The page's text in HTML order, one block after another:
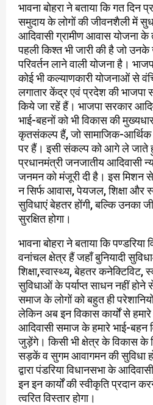
भावना बोहरा ने बताया कि गत दिन
समुदाय के लोगों की जीवनशैली में
आदिवासी ग्रामीण आवास योजना
पहली किश्त भी जारी की है जो
परिवर्तन लाने वाली योजना है।
कोई भी कल्याणकारी योजनाओं से
लगातार केंद्र एवं प्रदेश की भाजपा
किये जा रहें हैं। भाजपा सरकार
भाई-बहनों को भी विकास की
कृतसंकल्प हैं, जो सामाजिक-
पर हैं। इसी संकल्प को आगे ले जाते
प्रधानमंत्री जनजातीय आदिवासी
जनमन को मंजूरी दी है। इस मिशन
न सिर्फ आवास, पेयजल, शिक्षा और
सुविधाएं बेहतर होंगी, बल्कि उनका
सुरक्षित होगा।
भावना बोहरा ने बताया कि
वनांचल क्षेत्र हैं जहाँ बुनियादी
शिक्षा,स्वास्थ्य, बेहतर
सुविधाओं के पर्याप्त साधन नहीं होने
समाज के लोगों को बहुत ही
लेकिन अब इन विकास कार्यों से
आदिवासी समाज के हमारे भाई-बहन
जुड़ेंगे। किसी भी क्षेत्र के विकास
सड़कें व सुगम आवागमन की सुविधा
द्वारा पंडरिया विधानसभा के
इन इन कार्यों की स्वीकृति प्रदान
त्वरित विस्तार होगा।